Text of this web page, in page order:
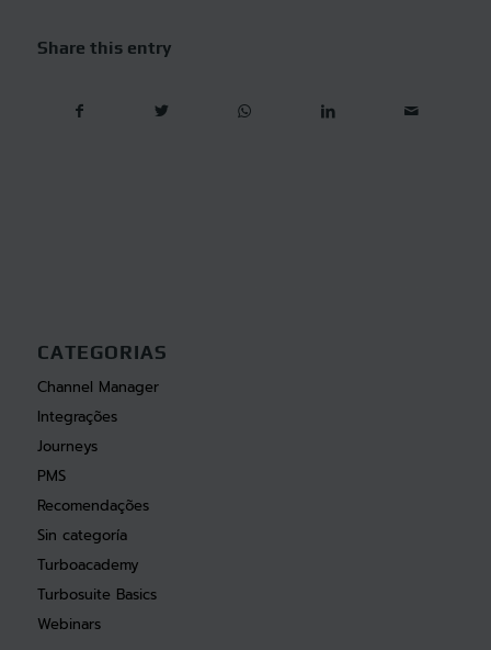
Share this entry
CATEGORIAS
Channel Manager
Integrações
Journeys
PMS
Recomendações
Sin categoría
Turboacademy
Turbosuite Basics
Webinars